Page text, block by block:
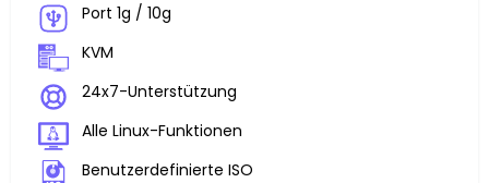
Port 1g / 10g
KVM
24x7-Unterstützung
Alle Linux-Funktionen
Benutzerdefinierte ISO